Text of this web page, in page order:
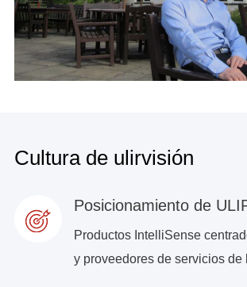
Cultura de ulirvisión
Posicionamiento de
Productos IntelliSense
y proveedores de servicios de